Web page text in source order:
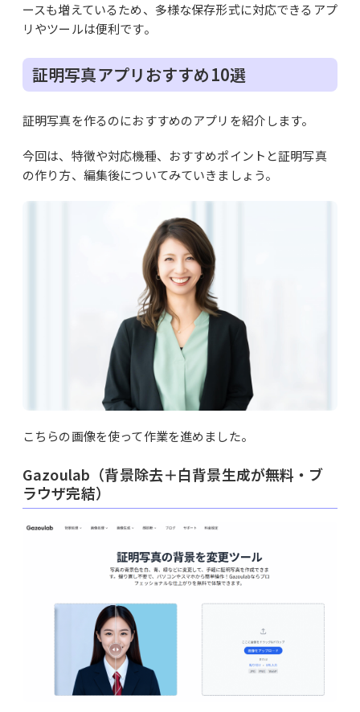
ースも増えているため、多様な保存形式に対応できるアプ
リやツールは便利です。
証明写真アプリおすすめ10選
証明写真を作るのにおすすめのアプリを紹介します。
今回は、特徴や対応機種、おすすめポイントと証明写真
の作り方、編集後についてみていきましょう。
こちらの画像を使って作業を進めました。
Gazoulab（背景除去＋白背景生成が無料・ブ
ラウザ完結）